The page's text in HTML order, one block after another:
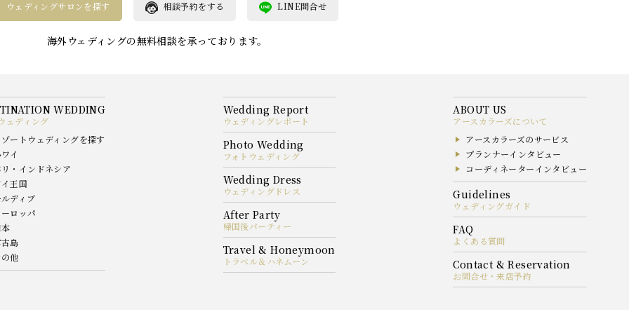
ウェディングサロンを探す 相談予約をする LINE問合せ
海外ウェディングの無料相談を承っております。
ェディング
ートウェディングを探す
イ
・インドネシア
王国
ディブ
ロッパ
島
他
ウェディングレポート
フォトウェディング
ウェディングドレス
帰国後パーティー
トラベル＆ハネムーン
アースカラーズについて
アースカラーズのサービス
プランナーインタビュー
コーディネーターインタビュー
ウェディングガイド
よくある質問
お問合せ・来店予約